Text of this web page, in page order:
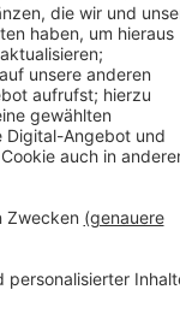
und Jazz und
kleine Engel
am